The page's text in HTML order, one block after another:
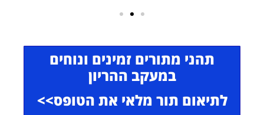
תהני מתורים זמינים ונוחים
במעקב ההריון
לתיאום תור מלאי את הטופס>>